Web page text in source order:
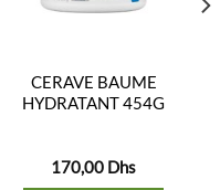
CERAVE BAUME
HYDRATANT 454G
170,00 Dhs